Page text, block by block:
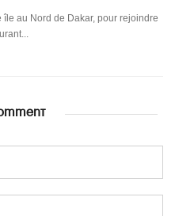
île au Nord de Dakar, pour rejoindre